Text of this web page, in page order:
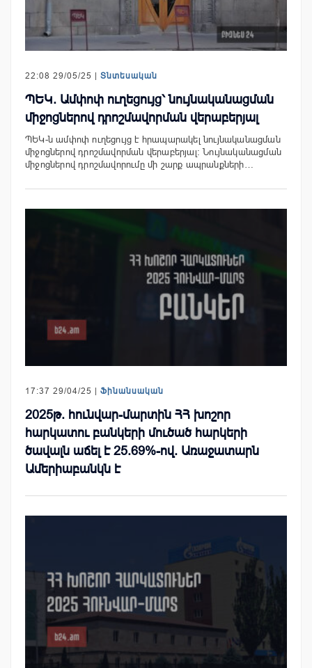
22:08 29/05/25 | Տնտեսական
ՊԵԿ. Ամփոփ ուղեցույց՝ նույնականացման
միջոցներով դրոշմավորման վերաբերյալ
ՊԵԿ-ն ամփոփ ուղեցույց է հրապարակել նույնականացման
միջոցներով դրոշմավորման վերաբերյալ։ Նույնականացման
միջոցներով դրոշմավորումը մի շարք ապրանքների…
17:37 29/04/25 | Ֆինանսական
2025թ. հունվար-մարտին ՀՀ խոշոր
հարկատու բանկերի մուծած հարկերի
ծավալն աճել է 25.69%-ով. Առաջատարն
Ամերիաբանկն է